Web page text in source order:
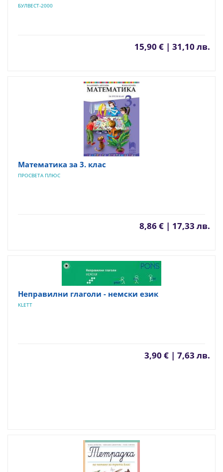
БУЛВЕСТ-2000
15,90 € | 31,10 лв.
Математика за 3. клас
ПРОСВЕТА ПЛЮС
8,86 € | 17,33 лв.
Неправилни глаголи - немски език
KLETT
3,90 € | 7,63 лв.